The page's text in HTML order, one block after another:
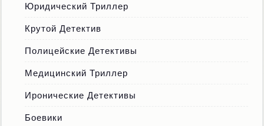
Юридический Триллер
Крутой Детектив
Полицейские Детективы
Медицинский Триллер
Иронические Детективы
Боевики